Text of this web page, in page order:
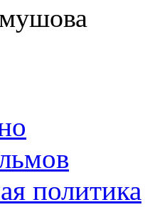
политика